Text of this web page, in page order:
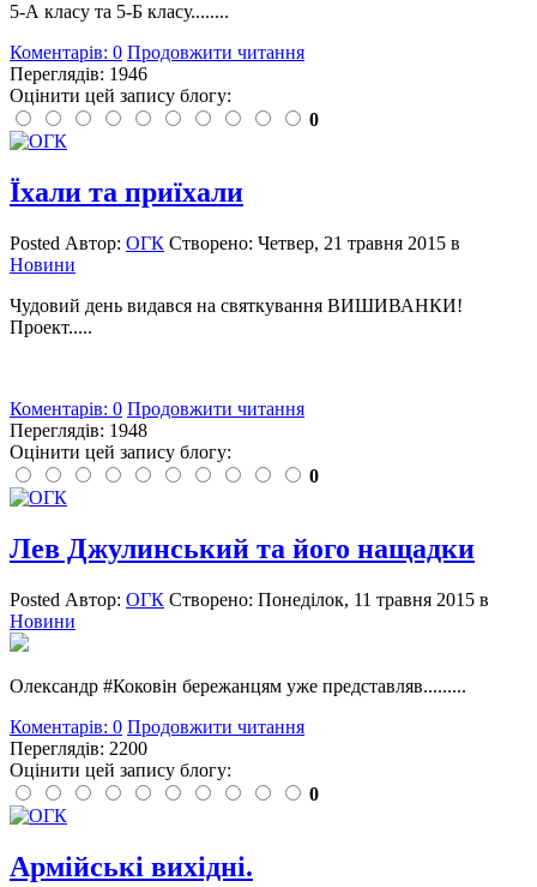
5-А класу та 5-Б класу........
Коментарів: 0 Продовжити читання
Переглядів: 1946
Оцінити цей запису блогу:
0
Їхали та приїхали
Posted Автор: ОГК Створено: Четвер, 21 травня 2015 в
Новини
Чудовий день видався на святкування ВИШИВАНКИ!
Проект.....
Коментарів: 0 Продовжити читання
Переглядів: 1948
Оцінити цей запису блогу:
0
Лев Джулинський та його нащадки
Posted Автор: ОГК Створено: Понеділок, 11 травня 2015 в
Новини
Олександр #Коковін бережанцям уже представляв.........
Коментарів: 0 Продовжити читання
Переглядів: 2200
Оцінити цей запису блогу:
0
Армійські вихідні.